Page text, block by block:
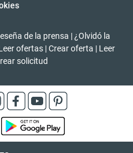
de la prensa | ¿Olvidó la
ofertas | Crear oferta | Leer
solicitud